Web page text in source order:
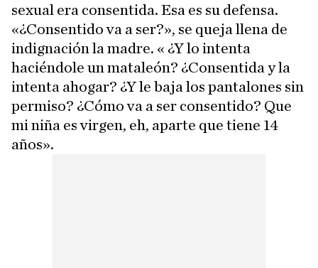
sexual era consentida. Esa es su defensa.
«¿Consentido va a ser?», se queja llena de
indignación la madre. « ¿Y lo intenta
haciéndole un mataleón? ¿Consentida y la
intenta ahogar? ¿Y le baja los pantalones sin
permiso? ¿Cómo va a ser consentido? Que
mi niña es virgen, eh, aparte que tiene 14
años».